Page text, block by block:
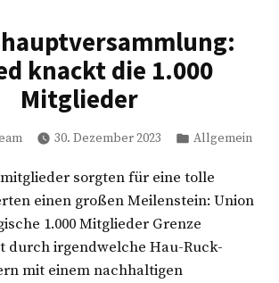
knackt die 1.000
Mitglieder
30. Dezember 2023
Veröffentlicht
Allgemein
sorgten für eine tolle
einen großen Meilenstein: Union
1.000 Mitglieder Grenze
durch irgendwelche Hau-Ruck-
mit einem nachhaltigen